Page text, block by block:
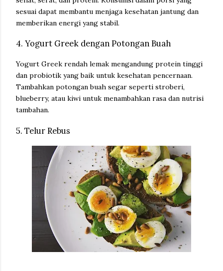
sesuai dapat membantu menjaga kesehatan jantung dan
memberikan energi yang stabil.
4. Yogurt Greek dengan Potongan Buah
Yogurt Greek rendah lemak mengandung protein tinggi
dan probiotik yang baik untuk kesehatan pencernaan.
Tambahkan potongan buah segar seperti stroberi,
blueberry, atau kiwi untuk menambahkan rasa dan nutrisi
tambahan.
5. Telur Rebus